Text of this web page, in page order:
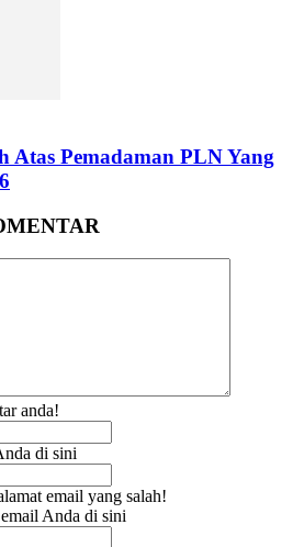
Atas Pemadaman PLN Yang
anda!
di sini
email yang salah!
Anda di sini